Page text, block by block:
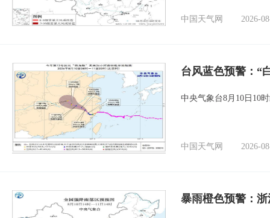
中国天气网 2026-
台风蓝色预警：“
中央气象台8月10日10
中国天气网 2026-
暴雨橙色预警：